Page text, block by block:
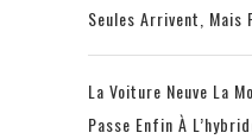
Seules Arrivent, Mais
La Voiture Neuve La
Passe Enfin À